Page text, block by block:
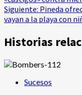
de
entradas
Siguiente: Pineda
vayan a la playa con
Historias
Sucesos